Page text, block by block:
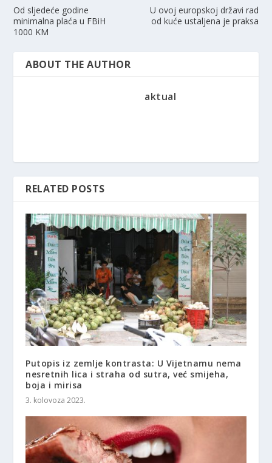
Od sljedeće godine
minimalna plaća u FBiH
1000 KM
U ovoj europskoj državi rad
od kuće ustaljena je praksa
ABOUT THE AUTHOR
aktual
RELATED POSTS
Putopis iz zemlje kontrasta: U Vijetnamu nema
nesretnih lica i straha od sutra, već smijeha,
boja i mirisa
3. kolovoza 2023.